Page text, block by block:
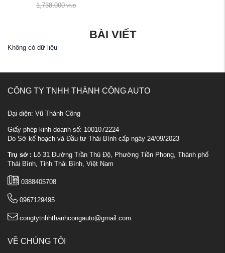
1,738,000 VND
BÀI VIẾT
Không có dữ liệu
CÔNG TY TNHH THÀNH CÔNG AUTO
Đại diện: Vũ Thành Công
Giấy phép kinh doanh số: 1001072224
Do Sở kế hoạch và Đầu tư Thái Bình cấp ngày 24/09/2023
Trụ sở : Lô 31 Đường Trần Thủ Độ, Phường Tiền Phong, Thành phố
Thái Bình, Tỉnh Thái Bình, Việt Nam
0388405708
0967129495
congtytnhhthanhcongauto@gmail.com
VỀ CHÚNG TÔI